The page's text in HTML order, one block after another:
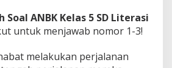
ANBK Kelas 5 SD Literasi
untuk menjawab nomor 1-3!
melakukan perjalanan